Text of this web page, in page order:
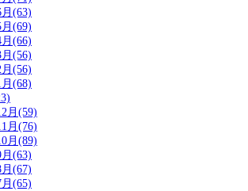
(63)
(69)
(66)
(56)
(56)
(68)
月(59)
月(76)
月(89)
(63)
(67)
(65)